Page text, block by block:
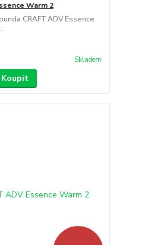
Warm 2
CRAFT ADV Essence
Skladem
Koupit